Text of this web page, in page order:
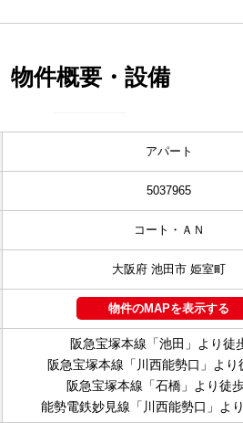
物件概要・設備
アパート
5037965
コート・ＡＮ
大阪府 池田市 姫室町
物件のMAPを表示する
阪急宝塚本線「池田」より徒
阪急宝塚本線「川西能勢口」より
阪急宝塚本線「石橋」より徒
能勢電鉄妙見線「川西能勢口」よ